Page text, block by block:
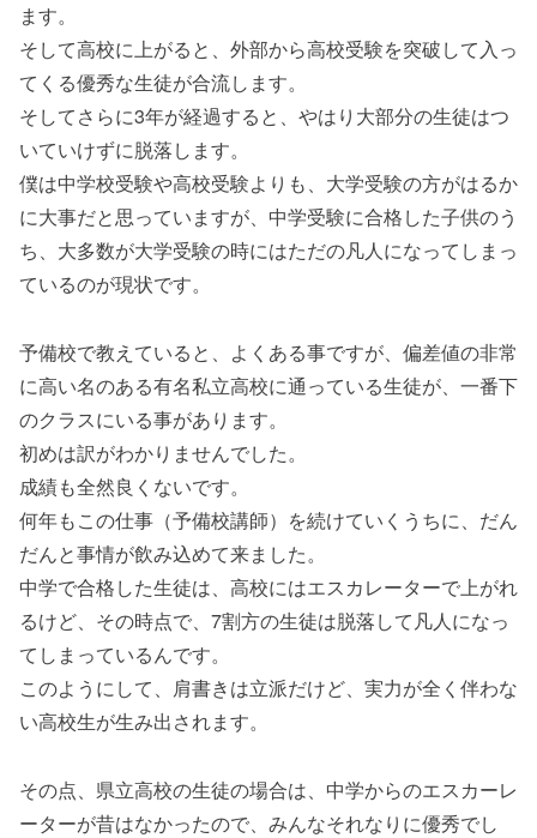
ます。
そして高校に上がると、外部から高校受験を突破して入っ
てくる優秀な生徒が合流します。
そしてさらに3年が経過すると、やはり大部分の生徒はつ
いていけずに脱落します。
僕は中学校受験や高校受験よりも、大学受験の方がはるか
に大事だと思っていますが、中学受験に合格した子供のう
ち、大多数が大学受験の時にはただの凡人になってしまっ
ているのが現状です。
予備校で教えていると、よくある事ですが、偏差値の非常
に高い名のある有名私立高校に通っている生徒が、一番下
のクラスにいる事があります。
初めは訳がわかりませんでした。
成績も全然良くないです。
何年もこの仕事（予備校講師）を続けていくうちに、だん
だんと事情が飲み込めて来ました。
中学で合格した生徒は、高校にはエスカレーターで上がれ
るけど、その時点で、7割方の生徒は脱落して凡人になっ
てしまっているんです。
このようにして、肩書きは立派だけど、実力が全く伴わな
い高校生が生み出されます。
その点、県立高校の生徒の場合は、中学からのエスカーレ
ーターが昔はなかったので、みんなそれなりに優秀でし